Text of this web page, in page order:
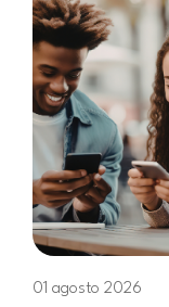
01 agosto 2026